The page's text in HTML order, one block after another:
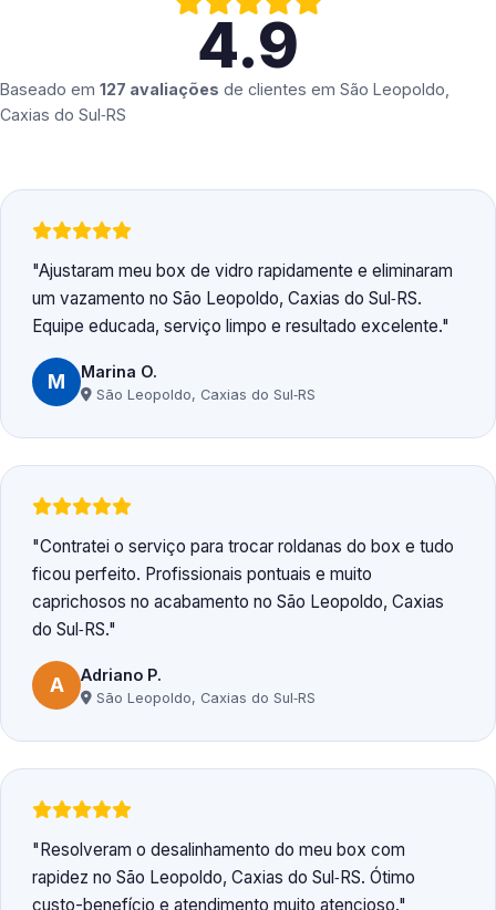
4.9
Baseado em 127 avaliações de clientes em São Leopoldo,
Caxias do Sul‑RS
Ajustaram meu box de vidro rapidamente e eliminaram
um vazamento no São Leopoldo, Caxias do Sul‑RS.
Equipe educada, serviço limpo e resultado excelente.
M Marina O.
São Leopoldo, Caxias do Sul‑RS
Contratei o serviço para trocar roldanas do box e tudo
ficou perfeito. Profissionais pontuais e muito
caprichosos no acabamento no São Leopoldo, Caxias
do Sul‑RS.
A Adriano P.
São Leopoldo, Caxias do Sul‑RS
Resolveram o desalinhamento do meu box com
rapidez no São Leopoldo, Caxias do Sul‑RS. Ótimo
custo-benefício e atendimento muito atencioso.